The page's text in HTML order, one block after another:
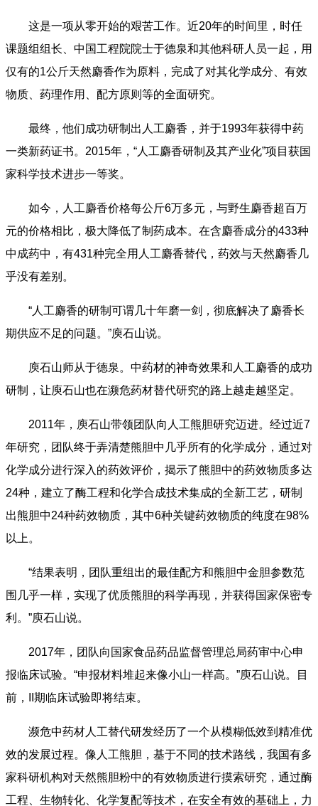
这是一项从零开始的艰苦工作。近20年的时间里，时任
课题组组长、中国工程院院士于德泉和其他科研人员一起，用
仅有的1公斤天然麝香作为原料，完成了对其化学成分、有效
物质、药理作用、配方原则等的全面研究。
最终，他们成功研制出人工麝香，并于1993年获得中药
一类新药证书。2015年，“人工麝香研制及其产业化”项目获国
家科学技术进步一等奖。
如今，人工麝香价格每公斤6万多元，与野生麝香超百万
元的价格相比，极大降低了制药成本。在含麝香成分的433种
中成药中，有431种完全用人工麝香替代，药效与天然麝香几
乎没有差别。
“人工麝香的研制可谓几十年磨一剑，彻底解决了麝香长
期供应不足的问题。”庾石山说。
庾石山师从于德泉。中药材的神奇效果和人工麝香的成功
研制，让庾石山也在濒危药材替代研究的路上越走越坚定。
2011年，庾石山带领团队向人工熊胆研究迈进。经过近7
年研究，团队终于弄清楚熊胆中几乎所有的化学成分，通过对
化学成分进行深入的药效评价，揭示了熊胆中的药效物质多达
24种，建立了酶工程和化学合成技术集成的全新工艺，研制
出熊胆中24种药效物质，其中6种关键药效物质的纯度在98%
以上。
“结果表明，团队重组出的最佳配方和熊胆中金胆参数范
围几乎一样，实现了优质熊胆的科学再现，并获得国家保密专
利。”庾石山说。
2017年，团队向国家食品药品监督管理总局药审中心申
报临床试验。“申报材料堆起来像小山一样高。”庾石山说。目
前，II期临床试验即将结束。
濒危中药材人工替代研发经历了一个从模糊低效到精准优
效的发展过程。像人工熊胆，基于不同的技术路线，我国有多
家科研机构对天然熊胆粉中的有效物质进行摸索研究，通过酶
工程、生物转化、化学复配等技术，在安全有效的基础上，力